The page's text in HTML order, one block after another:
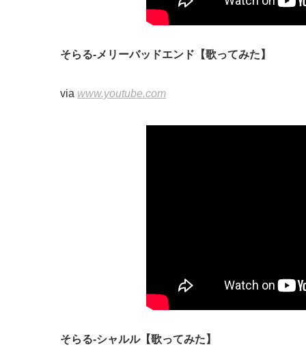
そらる-メリーバッドエンド【歌ってみた】
via www.youtube.com
そらる-シャルル【歌ってみた】